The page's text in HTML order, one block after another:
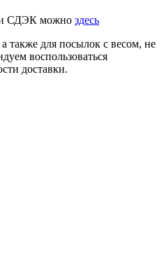
СДЭК можно здесь
также для посылок с весом, не
воспользоваться
доставки.